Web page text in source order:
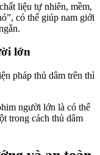
liệu tự nhiên, mềm,
có thể giúp nam giới
lớn
pháp thủ dâm trên thì
người lớn là có thể
trong cách thủ dâm